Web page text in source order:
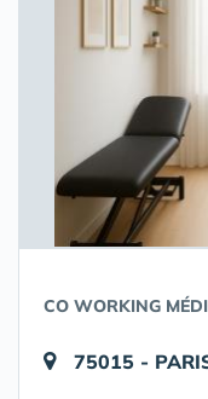
CO WORKING
75015 -